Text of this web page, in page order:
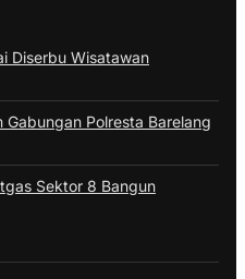
Diserbu Wisatawan
Gabungan Polresta Barelang
Sektor 8 Bangun